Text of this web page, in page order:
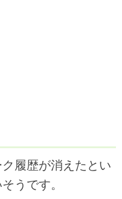
履歴が消えたとい
うです。